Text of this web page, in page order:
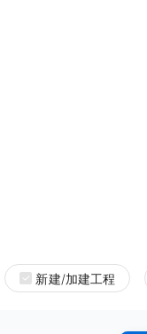
新建/加建工程